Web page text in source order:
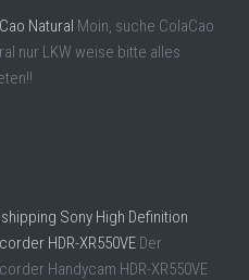
Natural Moin, suche ColaCao
nur LKW weise bitte alles
Sony High Definition
HDR-XR550VE Der
Handycam HDR-XR550VE